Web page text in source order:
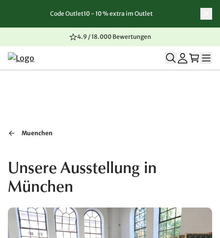
Zum Inhalt springen
Zur Navigation springen
Zum Seitenende springen
Code Outlet10 - 10 % extra im Outlet
4.9 / 18.000 Bewertungen
Muenchen
Unsere Ausstellung in
München